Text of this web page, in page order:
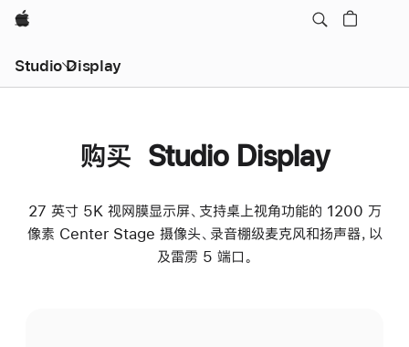
Apple
Studio Display
购买 Studio Display
27 英寸 5K 视网膜显示屏、支持桌上视角功能的 1200 万
像素 Center Stage 摄像头、录音棚级麦克风和扬声器，以
及雷雳 5 端口。